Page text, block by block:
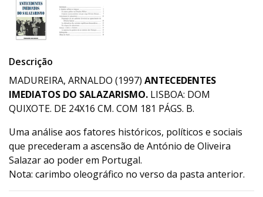
Descrição
MADUREIRA, ARNALDO (1997) ANTECEDENTES
IMEDIATOS DO SALAZARISMO. LISBOA: DOM
QUIXOTE. DE 24X16 CM. COM 181 PÁGS. B.
Uma análise aos fatores históricos, políticos e sociais
que precederam a ascensão de António de Oliveira
Salazar ao poder em Portugal.
Nota: carimbo oleográfico no verso da pasta anterior.